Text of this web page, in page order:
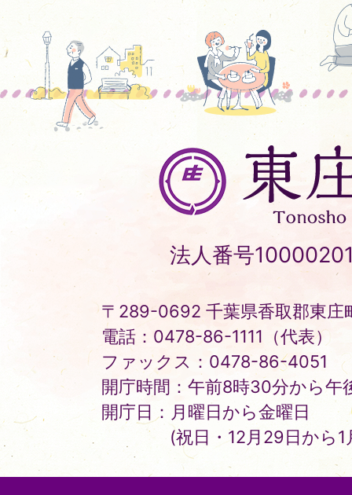
東
庄
町
Tonosho
Town
法人番号
〒289-0692 千葉県香取郡東庄
電話：0478-86-1111（代表）
ファックス：0478-86-4051
開庁時間：午前8時30分から午
開庁日：月曜日から金曜日
(祝日・12月29日から